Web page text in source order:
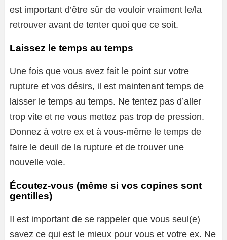
est important d’être sûr de vouloir vraiment le/la
retrouver avant de tenter quoi que ce soit.
Laissez le temps au temps
Une fois que vous avez fait le point sur votre
rupture et vos désirs, il est maintenant temps de
laisser le temps au temps. Ne tentez pas d’aller
trop vite et ne vous mettez pas trop de pression.
Donnez à votre ex et à vous-même le temps de
faire le deuil de la rupture et de trouver une
nouvelle voie.
Écoutez-vous (même si vos copines sont
gentilles)
Il est important de se rappeler que vous seul(e)
savez ce qui est le mieux pour vous et votre ex. Ne